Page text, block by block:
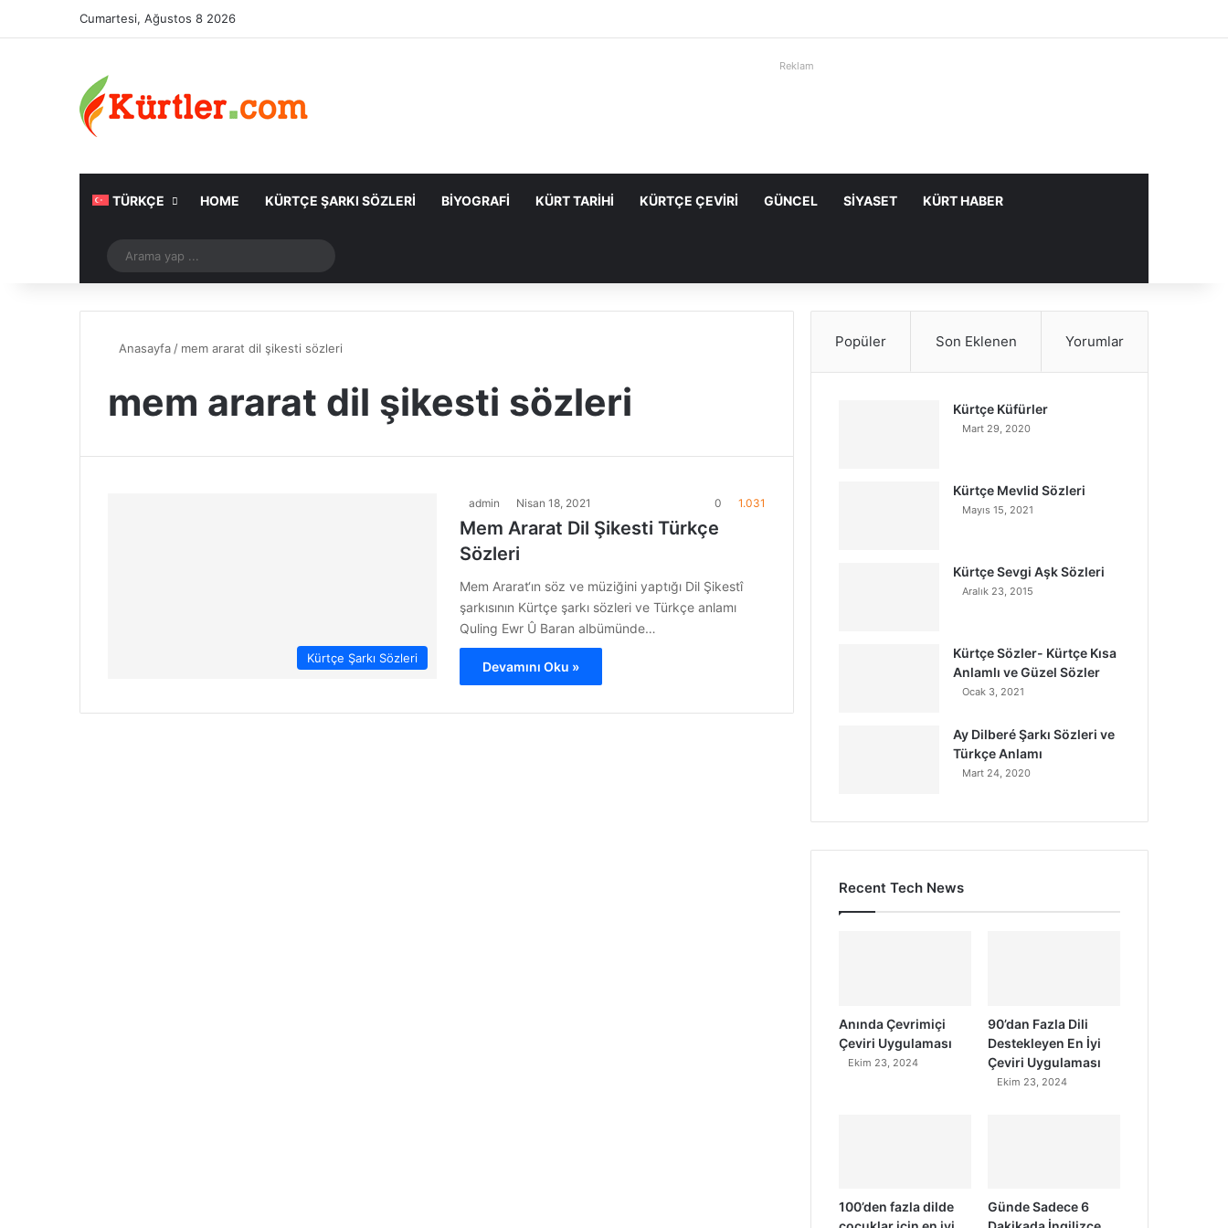
Cumartesi, Ağustos 8 2026
Reklam
TÜRKÇE HOME KÜRTÇE ŞARKI SÖZLERI BIYOGRAFI KÜRT TARIHI KÜRTÇE ÇEVIRI GÜNCEL SIYASET KÜRT HABER
Rastgele Makale
yap
Anasayfa / mem ararat dil şikesti sözleri
mem ararat dil şikesti sözleri
Kürtçe Şarkı Sözleri
admin Nisan 18, 2021 0 1.031
Mem Ararat Dil Şikesti Türkçe
Sözleri
Mem Ararat‘ın söz ve müziğini yaptığı Dil Şikestî
şarkısının Kürtçe şarkı sözleri ve Türkçe anlamı
Quling Ewr Û Baran albümünde…
Devamını Oku »
Popüler Son Eklenen Yorumlar
Kürtçe Küfürler
Mart 29, 2020
Kürtçe Mevlid Sözleri
Mayıs 15, 2021
Kürtçe Sevgi Aşk Sözleri
Aralık 23, 2015
Kürtçe Sözler- Kürtçe Kısa
Anlamlı ve Güzel Sözler
Ocak 3, 2021
Ay Dilberé Şarkı Sözleri ve
Türkçe Anlamı
Mart 24, 2020
Recent Tech News
Anında Çevrimiçi
Çeviri Uygulaması
Ekim 23, 2024
90’dan Fazla Dili
Destekleyen En İyi
Çeviri Uygulaması
Ekim 23, 2024
100’den fazla dilde
Günde Sadece 6